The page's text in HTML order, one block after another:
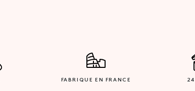
FABRIQUE EN FRANCE